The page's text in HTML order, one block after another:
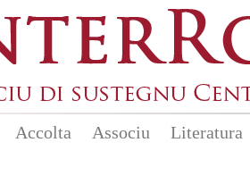
Accolta Associu Literatura